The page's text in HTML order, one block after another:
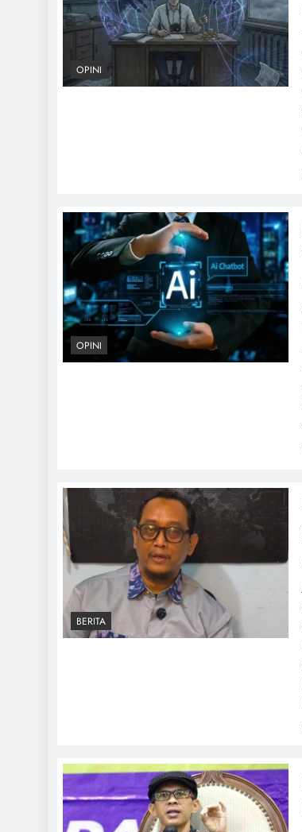
OPINI
OPINI
BERITA